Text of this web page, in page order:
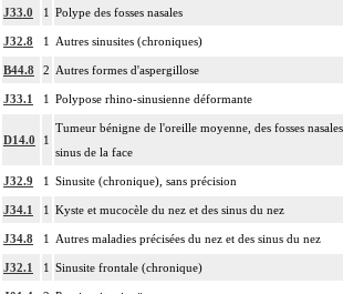
J33.0 1 Polype des fosses nasales
J32.8 1 Autres sinusites (chroniques)
B44.8 2 Autres formes d'aspergillose
J33.1 1 Polypose rhino-sinusienne déformante
D14.0 1
Tumeur bénigne de l'oreille moyenne, des fosses
sinus de la face
J32.9 1 Sinusite (chronique), sans précision
J34.1 1 Kyste et mucocèle du nez et des sinus du nez
J34.8 1 Autres maladies précisées du nez et des sinus du nez
J32.1 1 Sinusite frontale (chronique)